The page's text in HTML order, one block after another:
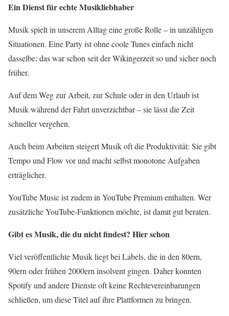
Ein Dienst für echte Musikliebhaber
Musik spielt in unserem Alltag eine große Rolle – in unzähligen
Situationen. Eine Party ist ohne coole Tunes einfach nicht
dasselbe; das war schon seit der Wikingerzeit so und sicher noch
früher.
Auf dem Weg zur Arbeit, zur Schule oder in den Urlaub ist
Musik während der Fahrt unverzichtbar – sie lässt die Zeit
schneller vergehen.
Auch beim Arbeiten steigert Musik oft die Produktivität: Sie gibt
Tempo und Flow vor und macht selbst monotone Aufgaben
erträglicher.
YouTube Music ist zudem in YouTube Premium enthalten. Wer
zusätzliche YouTube‑Funktionen möchte, ist damit gut beraten.
Gibt es Musik, die du nicht findest? Hier schon
Viel veröffentlichte Musik liegt bei Labels, die in den 80ern,
90ern oder frühen 2000ern insolvent gingen. Daher konnten
Spotify und andere Dienste oft keine Rechtevereinbarungen
schließen, um diese Titel auf ihre Plattformen zu bringen.